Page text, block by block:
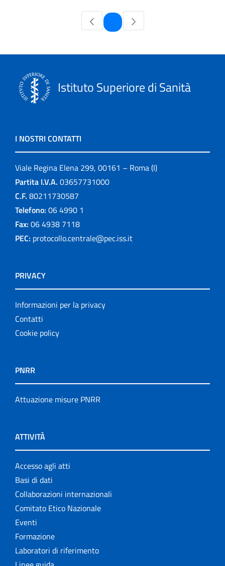
Pagina
Istituto Superiore di Sanità
I NOSTRI CONTATTI
Viale Regina Elena 299, 00161 – Roma (I)
Partita I.V.A. 03657731000
C.F. 80211730587
Telefono: 06 4990 1
Fax: 06 4938 7118
PEC: protocollo.centrale@pec.iss.it
PRIVACY
Informazioni per la privacy
Contatti
Cookie policy
PNRR
Attuazione misure PNRR
ATTIVITÀ
Accesso agli atti
Basi di dati
Collaborazioni internazionali
Comitato Etico Nazionale
Eventi
Formazione
Laboratori di riferimento